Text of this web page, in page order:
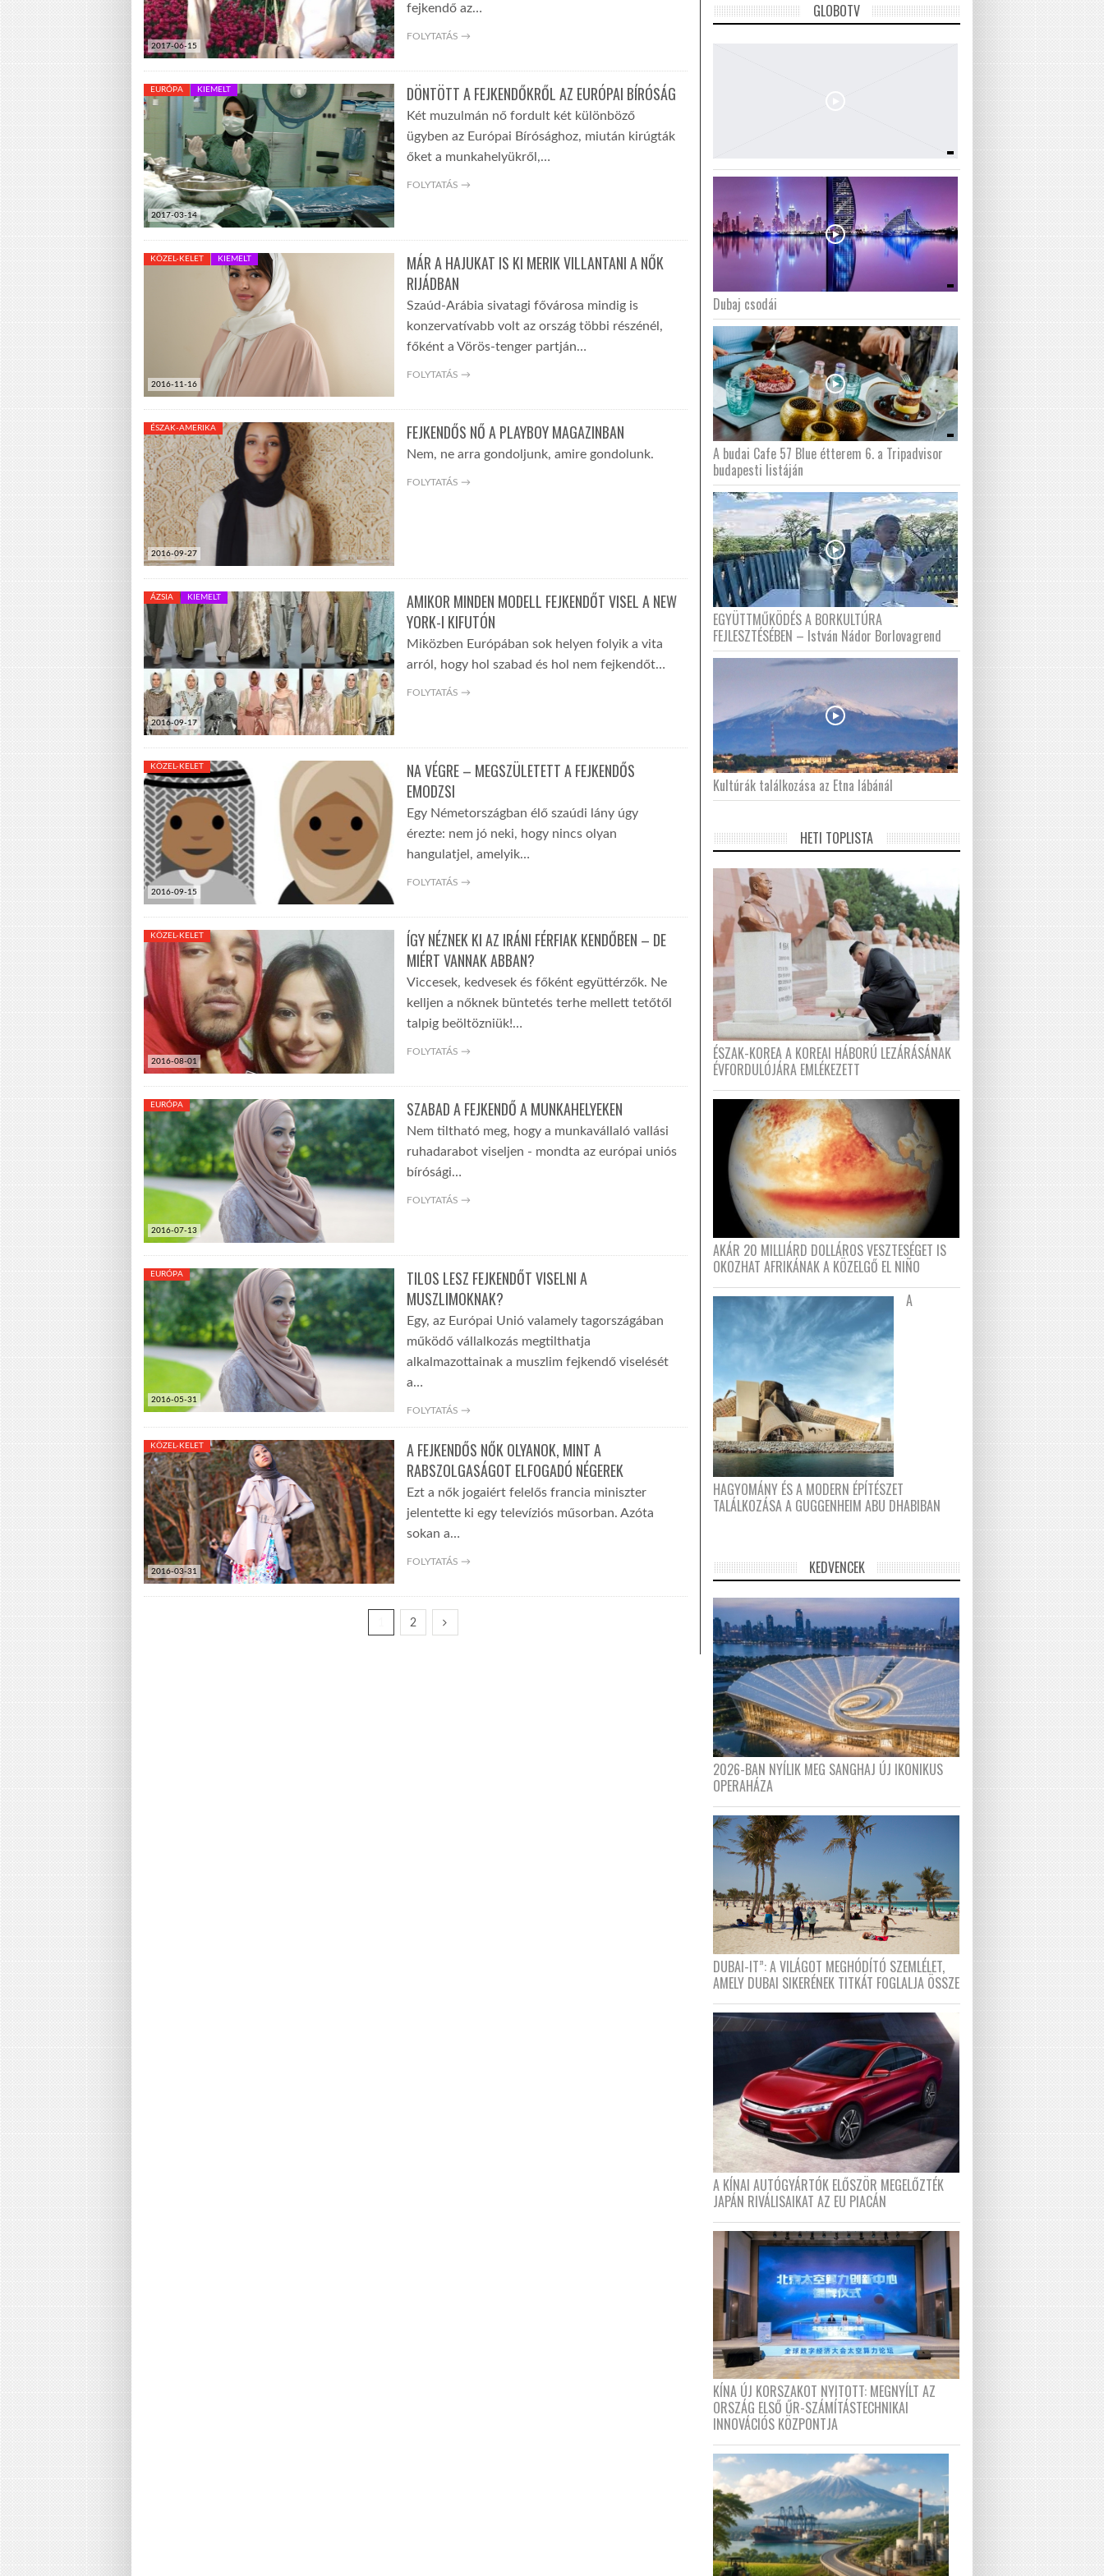
2017-06-15
fejkendő az…
FOLYTATÁS →
2017-03-14
EURÓPA KIEMELT DÖNTÖTT A FEJKENDŐKRŐL AZ EURÓPAI BÍRÓSÁG
Két muzulmán nő fordult két különböző
ügyben az Európai Bírósághoz, miután kirúgták
őket a munkahelyükről,…
FOLYTATÁS →
2016-11-16
KÖZEL-KELET KIEMELT
MÁR A HAJUKAT IS KI MERIK VILLANTANI A NŐK
RIJÁDBAN
Szaúd-Arábia sivatagi fővárosa mindig is
konzervatívabb volt az ország többi részénél,
főként a Vörös-tenger partján…
FOLYTATÁS →
2016-09-27
ÉSZAK-AMERIKA FEJKENDŐS NŐ A PLAYBOY MAGAZINBAN
Nem, ne arra gondoljunk, amire gondolunk.
FOLYTATÁS →
2016-09-17
ÁZSIA KIEMELT
AMIKOR MINDEN MODELL FEJKENDŐT VISEL A NEW
YORK-I KIFUTÓN
Miközben Európában sok helyen folyik a vita
arról, hogy hol szabad és hol nem fejkendőt…
FOLYTATÁS →
2016-09-15
KÖZEL-KELET
NA VÉGRE – MEGSZÜLETETT A FEJKENDŐS
EMODZSI
Egy Németországban élő szaúdi lány úgy
érezte: nem jó neki, hogy nincs olyan
hangulatjel, amelyik…
FOLYTATÁS →
2016-08-01
KÖZEL-KELET
ÍGY NÉZNEK KI AZ IRÁNI FÉRFIAK KENDŐBEN – DE
MIÉRT VANNAK ABBAN?
Viccesek, kedvesek és főként együttérzők. Ne
kelljen a nőknek büntetés terhe mellett tetőtől
talpig beöltözniük!…
FOLYTATÁS →
2016-07-13
EURÓPA SZABAD A FEJKENDŐ A MUNKAHELYEKEN
Nem tiltható meg, hogy a munkavállaló vallási
ruhadarabot viseljen - mondta az európai uniós
bírósági…
FOLYTATÁS →
2016-05-31
EURÓPA
TILOS LESZ FEJKENDŐT VISELNI A
MUSZLIMOKNAK?
Egy, az Európai Unió valamely tagországában
működő vállalkozás megtilthatja
alkalmazottainak a muszlim fejkendő viselését
a…
FOLYTATÁS →
2016-03-31
KÖZEL-KELET
A FEJKENDŐS NŐK OLYANOK, MINT A
RABSZOLGASÁGOT ELFOGADÓ NÉGEREK
Ezt a nők jogaiért felelős francia miniszter
jelentette ki egy televíziós műsorban. Azóta
sokan a…
FOLYTATÁS →
2
GLOBOTV
Dubaj csodái
A budai Cafe 57 Blue étterem 6. a Tripadvisor
budapesti listáján
EGYÜTTMŰKÖDÉS A BORKULTÚRA
FEJLESZTÉSÉBEN – István Nádor Borlovagrend
Kultúrák találkozása az Etna lábánál
HETI TOPLISTA
ÉSZAK-KOREA A KOREAI HÁBORÚ LEZÁRÁSÁNAK
ÉVFORDULÓJÁRA EMLÉKEZETT
AKÁR 20 MILLIÁRD DOLLÁROS VESZTESÉGET IS
OKOZHAT AFRIKÁNAK A KÖZELGŐ EL NIÑO
A
HAGYOMÁNY ÉS A MODERN ÉPÍTÉSZET
TALÁLKOZÁSA A GUGGENHEIM ABU DHABIBAN
KEDVENCEK
2026-BAN NYÍLIK MEG SANGHAJ ÚJ IKONIKUS
OPERAHÁZA
DUBAI-IT”: A VILÁGOT MEGHÓDÍTÓ SZEMLÉLET,
AMELY DUBAI SIKERÉNEK TITKÁT FOGLALJA ÖSSZE
A KÍNAI AUTÓGYÁRTÓK ELŐSZÖR MEGELŐZTÉK
JAPÁN RIVÁLISAIKAT AZ EU PIACÁN
KÍNA ÚJ KORSZAKOT NYITOTT: MEGNYÍLT AZ
ORSZÁG ELSŐ ŰR-SZÁMÍTÁSTECHNIKAI
INNOVÁCIÓS KÖZPONTJA